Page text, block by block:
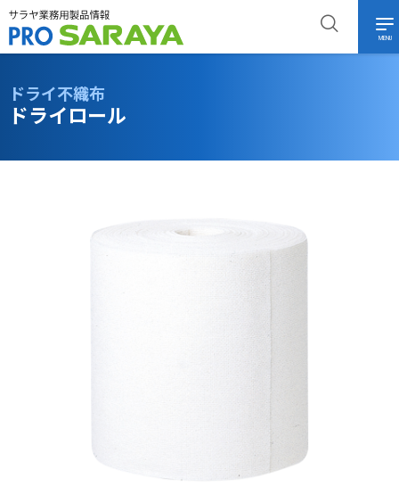
MENU
ドライ不織布
ドライロール